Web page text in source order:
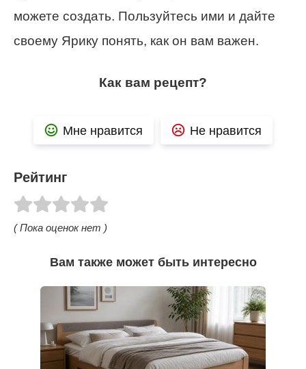
можете создать. Пользуйтесь ими и дайте
своему Ярику понять, как он вам важен.
Как вам рецепт?
Мне нравится Не нравится
Рейтинг
( Пока оценок нет )
Вам также может быть интересно